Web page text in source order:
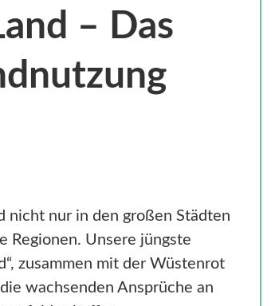
– Das
nicht nur in den großen Städten
Regionen. Unsere jüngste
zusammen mit der Wüstenrot
wachsenden Ansprüche an